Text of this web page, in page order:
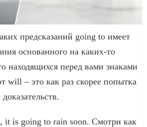
предсказаний going to имеет
основанного на каких-то
находящихся перед вами знаками
will – это как раз скорее попытка
it is going to rain soon. Смотри как